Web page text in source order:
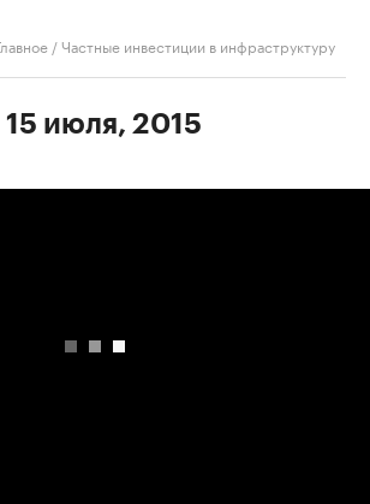
/Частные инвестиции в инфраструктуру
15 июля, 2015